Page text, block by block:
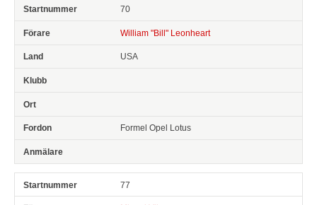
70
William "Bill" Leonheart
USA
Formel Opel Lotus
77